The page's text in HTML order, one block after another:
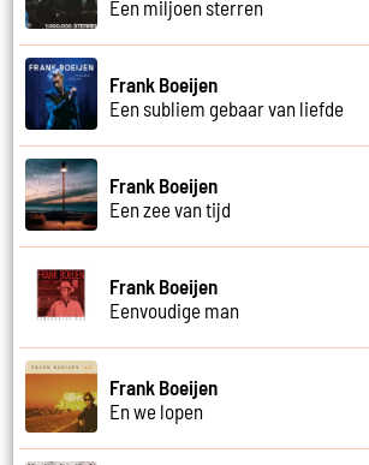
Een miljoen sterren
Frank Boeijen
Een subliem gebaar van liefde
Frank Boeijen
Een zee van tijd
Frank Boeijen
Eenvoudige man
Frank Boeijen
En we lopen